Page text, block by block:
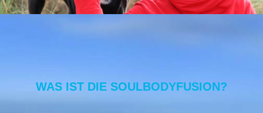
WAS IST DIE SOULBODYFUSION?